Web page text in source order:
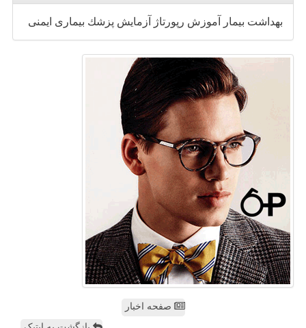
بهداشت بیمار آموزش رپورتاژ آزمایش پزشك بیماری ایمنی
صفحه اخبار